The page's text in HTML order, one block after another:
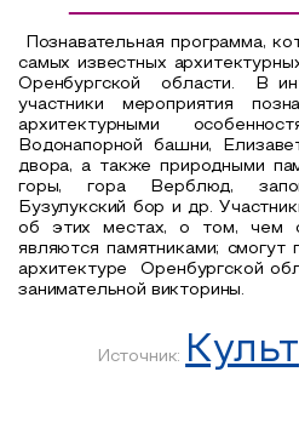
Познавательная программа,
самых известных
Оренбургской
области.
В
участники мероприятия
архитектурными
Водонапорной башни,
двора, а также природными
горы, гора Верблюд,
Бузулукский бор и др.
об этих местах, о том, чем
являются памятниками; смогут
архитектуре
Оренбургской
занимательной викторины.
Источник: